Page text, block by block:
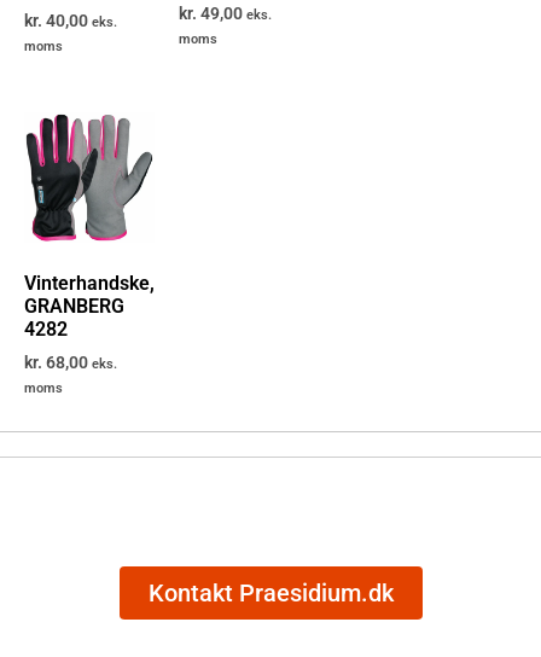
kr. 40,00 eks.
moms
kr. 49,00 eks.
moms
Vinterhandske,
GRANBERG
4282
kr. 68,00 eks.
moms
Kontakt Praesidium.dk